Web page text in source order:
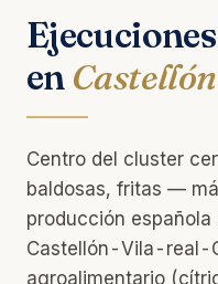
en
Centro del cluster
baldosas, fritas —
producción
Castellón-Vila-real-
agroalimentario